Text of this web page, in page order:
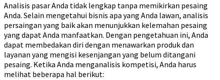
Analisis pasar Anda tidak lengkap tanpa memikirkan pesaing
Anda. Selain mengetahui bisnis apa yang Anda lawan, analisis
persaingan yang baik akan menunjukkan kelemahan pesaing
yang dapat Anda manfaatkan. Dengan pengetahuan ini, Anda
dapat membedakan diri dengan menawarkan produk dan
layanan yang mengisi kesenjangan yang belum ditangani
pesaing. Ketika Anda menganalisis kompetisi, Anda harus
melihat beberapa hal berikut: